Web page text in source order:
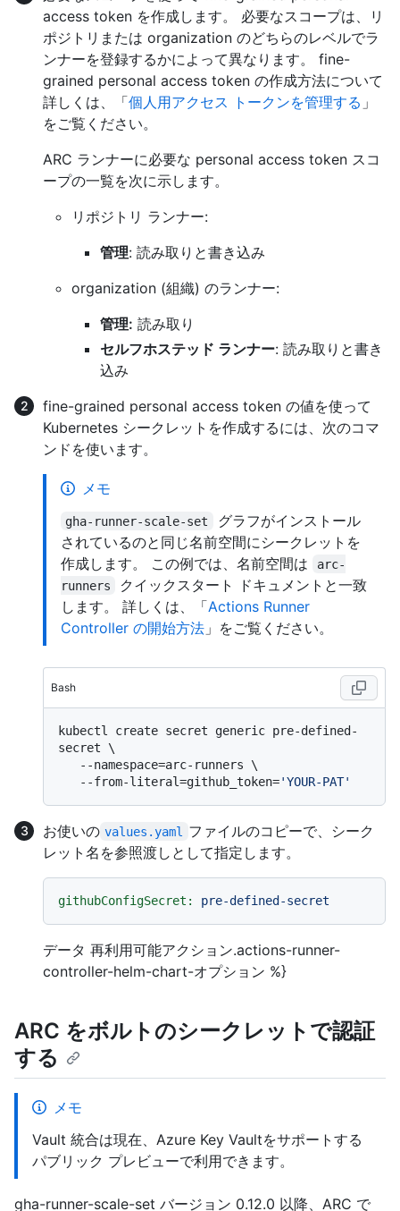
access token を作成します。 必要なスコープは、リ
ポジトリまたは organization のどちらのレベルでラ
ンナーを登録するかによって異なります。 fine-
grained personal access token の作成方法について
詳しくは、「個人用アクセス トークンを管理する 」
をご覧ください。
ARC ランナーに必要な personal access token スコ
ープの一覧を次に示します。
リポジトリ ランナー:
管理: 読み取りと書き込み
organization (組織) のランナー:
管理: 読み取り
セルフホステッド ランナー: 読み取りと書き
込み
fine-grained personal access token の値を使って
Kubernetes シークレットを作成するには、次のコマ
ンドを使います。
メモ
gha-runner-scale-set
グラフがインストール
されているのと同じ名前空間にシークレットを
作成します。 この例では、名前空間は
arc-
runners
クイックスタート ドキュメントと一致
します。 詳しくは、「Actions Runner
Controller の開始方法 」をご覧ください。
Bash
kubectl create secret generic pre-defined-
secret \
   --from-literal=github_token=
'YOUR-PAT'
お使いの values.yaml
ファイルのコピーで、シーク
レット名を参照渡しとして指定します。
githubConfigSecret: pre-defined-secret
データ 再利用可能アクション.actions-runner-
controller-helm-chart-オプション %}
ARC をボルトのシークレットで認証
する
メモ
Vault 統合は現在、Azure Key Vaultをサポートする
パブリック プレビューで利用できます。
gha-runner-scale-set バージョン 0.12.0 以降、ARC で